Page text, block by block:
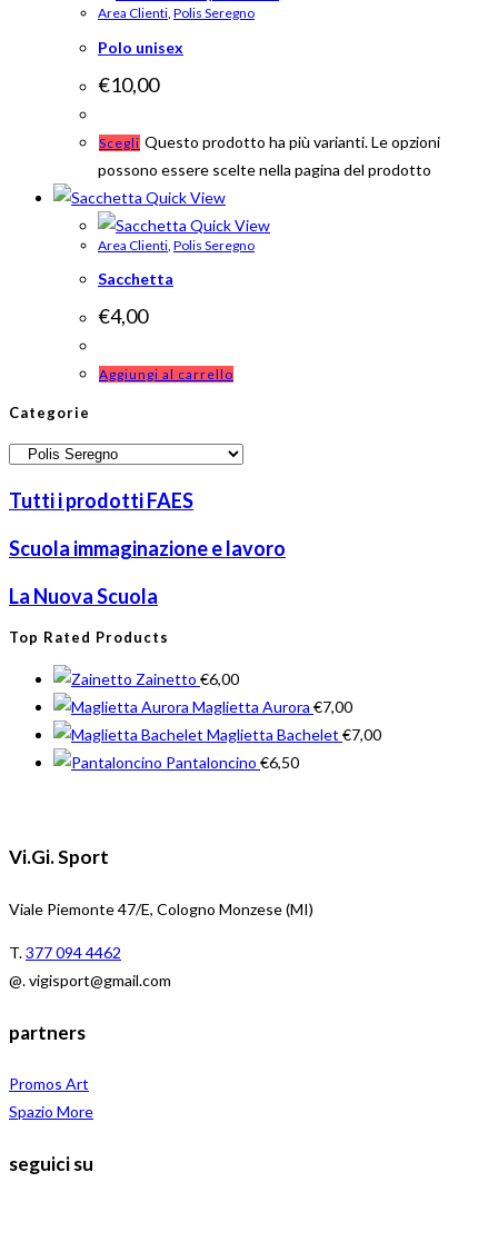
Area Clienti, Polis Seregno
Polo unisex
€10,00
Scegli Questo prodotto ha più varianti. Le opzioni
possono essere scelte nella pagina del prodotto
Quick View
Quick View
Area Clienti Polis Seregno
Sacchetta
€4,00
Aggiungi al carrello
Categorie
Tutti i prodottiFAES
Scuola immaginazione e lavoro
La Nuova Scuola
Top Rated Products
Zainetto €6,00
Maglietta Aurora €7,00
Maglietta Bachelet €7,00
Pantaloncino €6,50
Vi.Gi. Sport
Viale Piemonte 47/E, Cologno Monzese (MI)
T.377 094 4462
@. vigisport@gmail.com
partners
Promos Art
Spazio More
seguici su